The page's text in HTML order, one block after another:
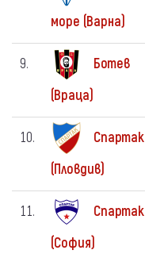
море (Варна)
9.
Ботев
(Враца)
10.
Спартак
(Пловдив)
11.
Спартак
(София)